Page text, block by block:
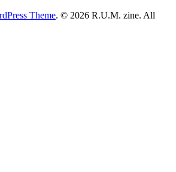
Theme. © 2026 R.U.M. zine. All